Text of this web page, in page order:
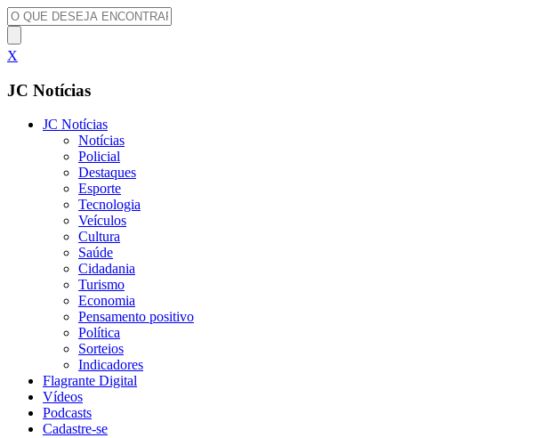
X
JC Notícias
JC Notícias
Notícias
Policial
Destaques
Esporte
Tecnologia
Veículos
Cultura
Saúde
Cidadania
Turismo
Economia
Pensamento positivo
Política
Sorteios
Indicadores
Flagrante Digital
Vídeos
Podcasts
Cadastre-se